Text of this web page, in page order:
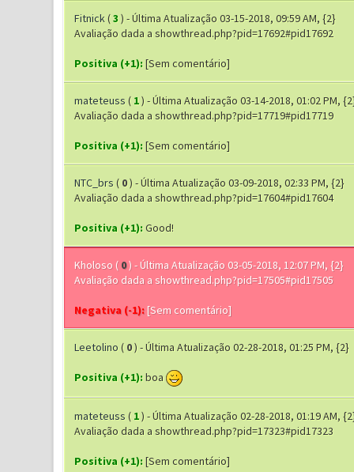
Fitnick(3 ) - Última Atualização 03-15-2018, 09:59 AM, {2}
Avaliação dada a showthread.php?pid=17692#pid17692
Positiva (+1): [Sem comentário]
mateteuss ( 1) - Última Atualização 03-14-2018, 01:02 PM,
Avaliação dada a showthread.php?pid=17719#pid17719
Positiva (+1): [Sem comentário]
NTC_brs ( 0) - Última Atualização 03-09-2018, 02:33 PM, {2}
Avaliação dada a showthread.php?pid=17604#pid17604
Positiva (+1): Good!
Kholoso ( 0) - Última Atualização 03-05-2018, 12:07 PM, {2}
Avaliação dada a showthread.php?pid=17505#pid17505
Negativa (-1):[Sem comentário]
Leetolino ( 0) - Última Atualização 02-28-2018, 01:25 PM, {2}
Positiva (+1): boa
mateteuss ( 1) - Última Atualização 02-28-2018, 01:19 AM,
Avaliação dada a showthread.php?pid=17323#pid17323
Positiva (+1): [Sem comentário]